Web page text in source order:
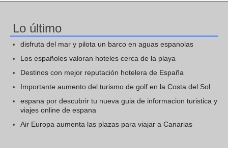
Lo último
disfruta del mar y pilota un barco en aguas espanolas
Los españoles valoran hoteles cerca de la playa
Destinos con mejor reputación hotelera de España
Importante aumento del turismo de golf en la Costa del Sol
espana por descubrir tu nueva guia de informacion turistica y
viajes online de espana
Air Europa aumenta las plazas para viajar a Canarias